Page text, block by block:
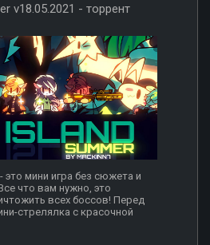
v18.05.2021 - торрент
это мини игра без сюжета и
что вам нужно, это
всех боссов! Перед
стрелялка с красочной